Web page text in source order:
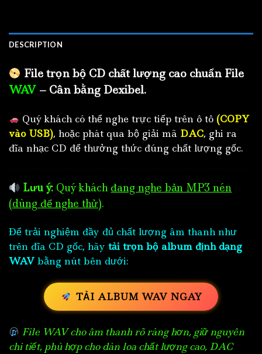
DESCRIPTION
File trọn bộ CD chất lượng cao chuẩn File
WAV – Cân bằng Dexibel.
Quý khách có thể nghe trực tiếp trên ô tô (COPY
vào USB), hoặc phát qua bộ giải mã DAC, ghi ra
đĩa nhạc CD để thưởng thức đúng chất lượng gốc.
Lưu ý: Quý khách đang nghe bản MP3 nén
(dùng để nghe thử).
Để trải nghiệm đầy đủ chất lượng âm thanh như
trên đĩa CD gốc, hãy tải trọn bộ album định dạng
WAV bằng nút bên dưới:
TẢI ALBUM WAV NGAY
File WAV cho âm thanh rõ ràng hơn, giữ nguyên
chi tiết, phù hợp cho dàn loa chất lượng cao, DAC